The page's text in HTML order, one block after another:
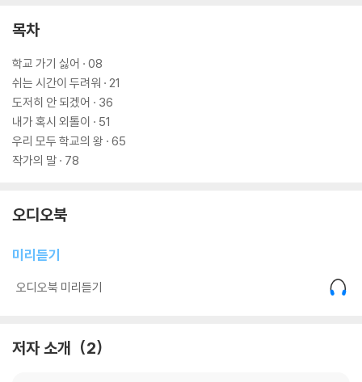
목차
학교 가기 싫어 · 08
쉬는 시간이 두려워 · 21
도저히 안 되겠어 · 36
내가 혹시 외톨이 · 51
우리 모두 학교의 왕 · 65
작가의 말 · 78
오디오북
미리듣기
오디오북 미리듣기
저자 소개 2